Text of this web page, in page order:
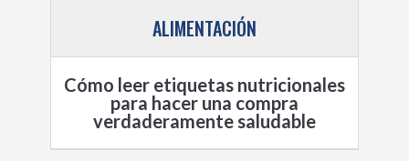
ALIMENTACIÓN
Cómo leer etiquetas nutricionales
para hacer una compra
verdaderamente saludable